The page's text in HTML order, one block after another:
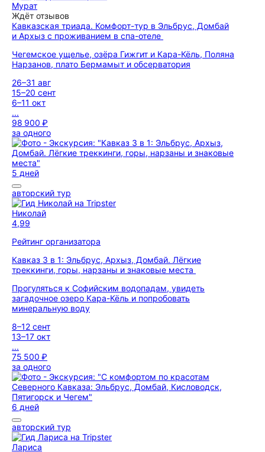
Мурат
Ждёт отзывов
Кавказская триада. Комфорт-тур в Эльбрус, Домбай
и Архыз с проживанием в спа-отеле
Чегемское ущелье, озёра Гижгит и Кара-Кёль, Поляна
Нарзанов, плато Бермамыт и обсерватория
26–31 авг
15–20 сент
6–11 окт
...
98 900 ₽
за одного
5 дней
авторский тур
Николай
4,99
Рейтинг организатора
Кавказ 3 в 1: Эльбрус, Архыз, Домбай. Лёгкие
треккинги, горы, нарзаны и знаковые места
Прогуляться к Софийским водопадам, увидеть
загадочное озеро Кара-Кёль и попробовать
минеральную воду
8–12 сент
13–17 окт
...
75 500 ₽
за одного
6 дней
авторский тур
Лариса